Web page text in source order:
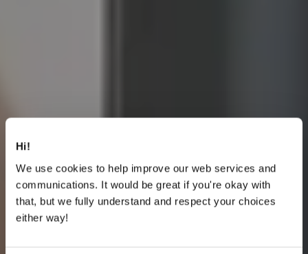
Hi!
We use cookies to help improve our web services and
communications. It would be great if you're okay with
that, but we fully understand and respect your choices
either way!